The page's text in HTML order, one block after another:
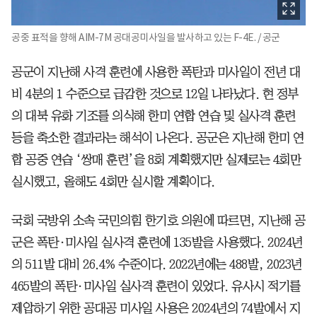
공중 표적을 향해 AIM-7M 공대공미사일을 발사하고 있는 F-4E. / 공군
공군이 지난해 사격 훈련에 사용한 폭탄과 미사일이 전년 대
비 4분의 1 수준으로 급감한 것으로 12일 나타났다. 현 정부
의 대북 유화 기조를 의식해 한미 연합 연습 및 실사격 훈련
등을 축소한 결과라는 해석이 나온다. 공군은 지난해 한미 연
합 공중 연습 ‘쌍매 훈련’을 8회 계획했지만 실제로는 4회만
실시했고, 올해도 4회만 실시할 계획이다.
국회 국방위 소속 국민의힘 한기호 의원에 따르면, 지난해 공
군은 폭탄·미사일 실사격 훈련에 135발을 사용했다. 2024년
의 511발 대비 26.4% 수준이다. 2022년에는 488발, 2023년
465발의 폭탄·미사일 실사격 훈련이 있었다. 유사시 적기를
제압하기 위한 공대공 미사일 사용은 2024년의 74발에서 지